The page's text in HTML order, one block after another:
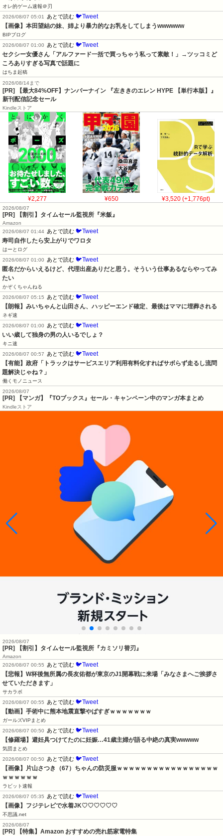
オレ的ゲーム速報＠刃
2026/08/07 05:01
あとで読む 🐦Tweet
【画像】本田望結の妹、姉より暴力的なお乳をしてしまうwwwwww
BIPブログ
2026/08/07 01:00
あとで読む 🐦Tweet
セクシー女優さん「アルファード一括で買っちゃう私って素敵！」→ツッコミど
ころありすぎる写真で話題に
はちま起稿
2026/08/14まで
[PR] 【最大84%OFF】ナンバーナイン 『左ききのエレン HYPE 【単行本版】』
新刊配信記念セール
Kindleストア
¥2,277 ¥650 ¥3,520 (+1,776pt)
2026/08/07
[PR] 【割引】タイムセール監視所『米飯』
Amazon
2026/08/07 01:44 あとで読む 🐦Tweet
寿司自作したら安上がりでワロタ
はーとログ
2026/08/07 01:00
あとで読む 🐦Tweet
匿名だからいえるけど、代理出産ありだと思う。そういう仕事あるならやってみ
たい
かぞくちゃんねる
2026/08/07 05:15
あとで読む 🐦Tweet
【朗報】みいちゃんと山田さん、ハッピーエンド確定、最後はママに埋葬される
ネギ速
2026/08/07 01:00
あとで読む 🐦Tweet
いい歳して独身の男の人いるでしょ？
キニ速
2026/08/07 00:57
あとで読む 🐦Tweet
【有能】政府「トラックはサービスエリア利用有料化すればサボらず走るし流問
題解決じゃね？」
働くモノニュース
2026/08/07
[PR] 【マンガ】『TOブックス』セール・キャンペーン中のマンガ本まとめ
Kindleストア
2026/08/07
[PR] 【割引】タイムセール監視所『カミソリ替刃』
Amazon
2026/08/07 00:55
あとで読む 🐦Tweet
【悲報】W杯後無所属の長友佑都が東京のJ1開幕戦に来場「みなさまへご挨拶さ
せていただきます」
サカラボ
2026/08/07 00:55
あとで読む 🐦Tweet
【動画】手術中に熊本地震直撃やばすぎｗｗｗｗｗｗｗ
ガールズVIPまとめ
2026/08/07 00:50
あとで読む 🐦Tweet
【修羅場】避妊具つけてたのに妊娠…41歳主婦が語る中絶の真実wwwww
気団まとめ
2026/08/07 00:50
あとで読む 🐦Tweet
【画像】片山さつき（67）ちゃんの防災服ｗｗｗｗｗｗｗｗｗｗｗｗｗｗｗｗｗ
ｗｗｗｗｗｗ
ラビット速報
2026/08/07 05:35
あとで読む 🐦Tweet
【画像】フジテレビで水着JK♡♡♡♡♡♡
不思議.net
2026/08/07
[PR] 【特集】Amazon おすすめの売れ筋家電特集